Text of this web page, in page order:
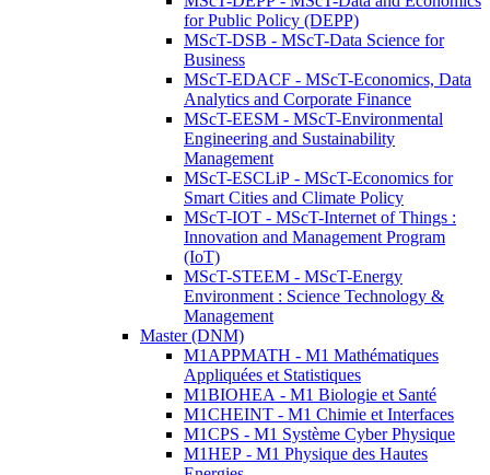
for Public Policy (DEPP)
MScT-DSB - MScT-Data Science for
Business
MScT-EDACF - MScT-Economics, Data
Analytics and Corporate Finance
MScT-EESM - MScT-Environmental
Engineering and Sustainability
Management
MScT-ESCLiP - MScT-Economics for
Smart Cities and Climate Policy
MScT-IOT - MScT-Internet of Things :
Innovation and Management Program
(IoT)
MScT-STEEM - MScT-Energy
Environment : Science Technology &
Management
Master (DNM)
M1APPMATH - M1 Mathématiques
Appliquées et Statistiques
M1BIOHEA - M1 Biologie et Santé
M1CHEINT - M1 Chimie et Interfaces
M1CPS - M1 Système Cyber Physique
M1HEP - M1 Physique des Hautes